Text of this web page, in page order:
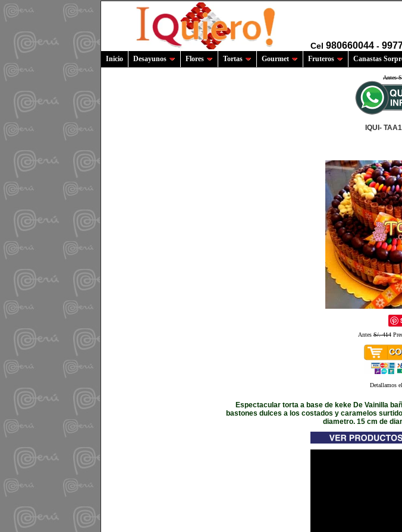
Cel 980660044 -
Inicio Desayunos Flores Tortas Gourmet Fruteros Canastas
Antes
IQUI-
AntesS/. 414
Detallamos
Espectacular torta a base de keke De Vainilla
bastones dulces a los costados y caramelos
diametro. 15 cm de